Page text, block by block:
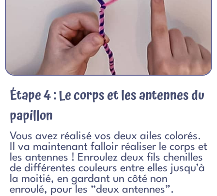
Étape 4 : Le corps et les antennes du
papillon
Vous avez réalisé vos deux ailes colorés.
Il va maintenant falloir réaliser le corps et
les antennes ! Enroulez deux fils chenilles
de différentes couleurs entre elles jusqu’à
la moitié, en gardant un côté non
enroulé, pour les “deux antennes”.